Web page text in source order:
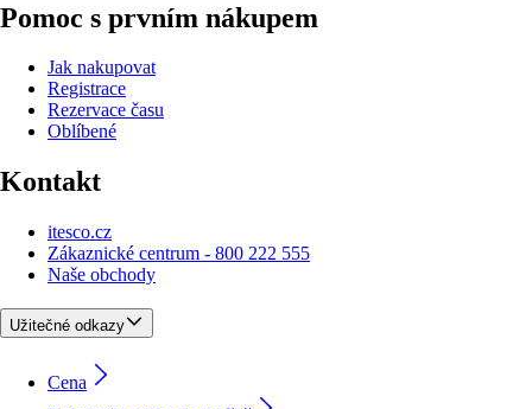
Pomoc s prvním nákupem
Jak nakupovat
Registrace
Rezervace času
Oblíbené
Kontakt
itesco.cz
Zákaznické centrum - 800 222 555
Naše obchody
Užitečné odkazy
Cena